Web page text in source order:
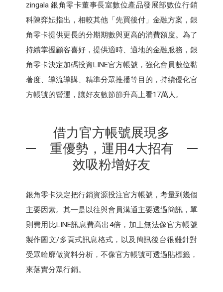
zingala 銀角零卡董事長室數位產品發展部數位行銷
科陳弈妘指出，相較其他「先買後付」金融方案，銀
角零卡提供更長的分期期數與更高的消費額度。為了
持續掌握顧客喜好，提供適時、適地的金融服務，銀
角零卡決定加碼投資LINE官方帳號，強化會員數位黏
著度、導流導購、精準分眾推播等目的，持續優化官
方帳號的營運，讓好友數節節升高上看17萬人。
借力官方帳號展現多
重優勢，運用4大招有
效吸粉增好友
銀角零卡決定把行銷資源投注官方帳號，考量到幾個
主要因素。其一是以往與會員溝通主要透過簡訊，單
則費用比LINE訊息費高出4倍，加上無法像官方帳號
製作圖文/多頁式訊息格式，以及簡訊後台很難針對
受眾輪廓做資料分析，不像官方帳號可透過貼標籤，
來落實分眾行銷。